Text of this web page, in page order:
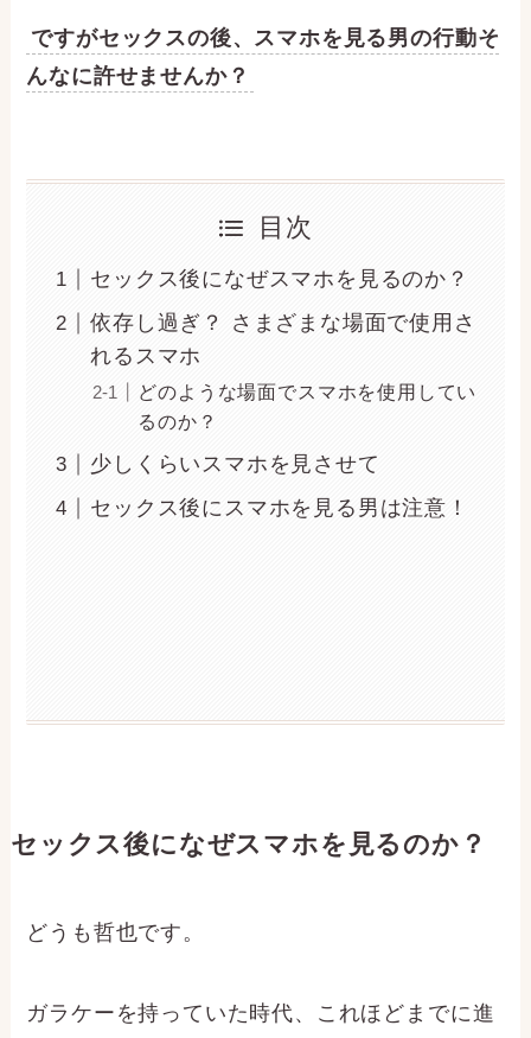
ですがセックスの後、スマホを見る男の行動そ
んなに許せませんか？
目次
セックス後になぜスマホを見るのか？
依存し過ぎ？ さまざまな場面で使用さ
れるスマホ
どのような場面でスマホを使用してい
るのか？
少しくらいスマホを見させて
セックス後にスマホを見る男は注意！
セックス後になぜスマホを見るのか？
どうも哲也です。
ガラケーを持っていた時代、これほどまでに進